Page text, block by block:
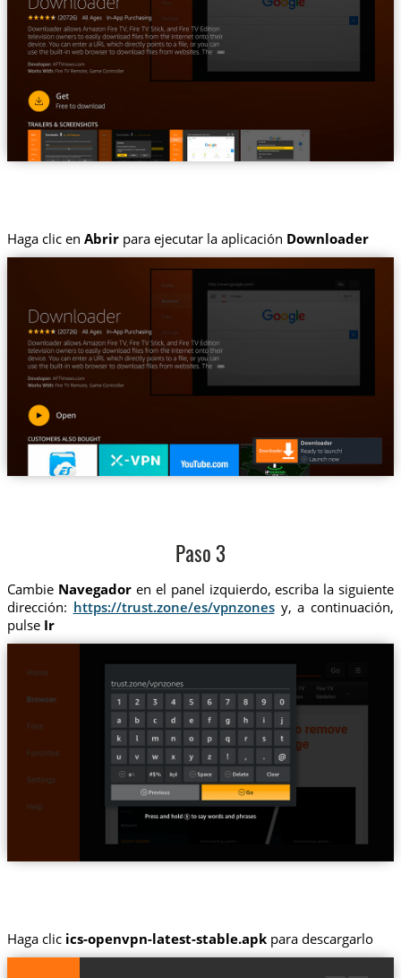
Haga clic en Abrirpara ejecutar la aplicación Downloader
Paso 3
Cambie Navegadoren el panel izquierdo, escriba la siguiente
dirección: https://trust.zone/es/vpnzonesy, a continuación,
pulse Ir
Haga clic ics-openvpn-latest-stable.apkpara descargarlo